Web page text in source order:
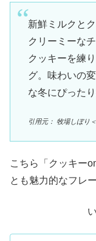
新鮮ミルクと
クリーミーな
クッキーを練
グ。味わいの
な冬にぴった
引用元： 牧場しぼり
こちら「クッキー
とも魅力的なフレ